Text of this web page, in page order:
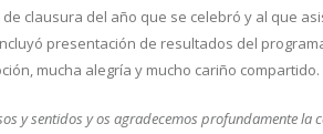
clausura del año que se celebró y al que
presentación de resultados del
mucha alegría y mucho cariño compartido.
y sentidos y os agradecemos profundamente